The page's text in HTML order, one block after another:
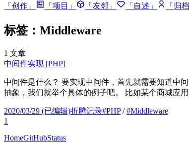
「 创作 」 「 项目 」 「友邻 」 「 自述 」 「 归档
标签：Middleware
1 文章
中间件实现 [PHP]
中间件是什么？ 要实现中间件，首先就需要知道中
抽象，我们就举个具体的例子吧。 比如某个商城应
2020/03/29 (已编辑)折腾记录#PHP/#Middleware
1
HomeGitHubStatus